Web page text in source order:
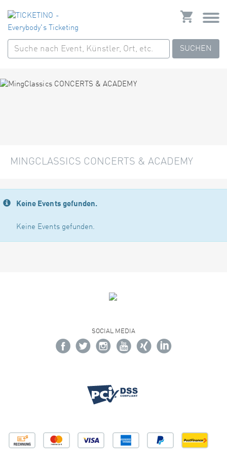
SUCHEN
MINGCLASSICS CONCERTS & ACADEMY
Keine Events gefunden.
Keine Events gefunden.
SOCIAL MEDIA